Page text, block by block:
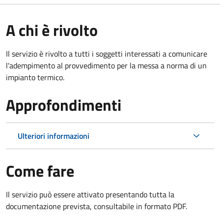
A chi è rivolto
Il servizio è rivolto a tutti i soggetti interessati a comunicare
l'adempimento al provvedimento per la messa a norma di un
impianto termico.
Approfondimenti
Ulteriori informazioni
Come fare
Il servizio può essere attivato presentando tutta la
documentazione prevista, consultabile in formato PDF.